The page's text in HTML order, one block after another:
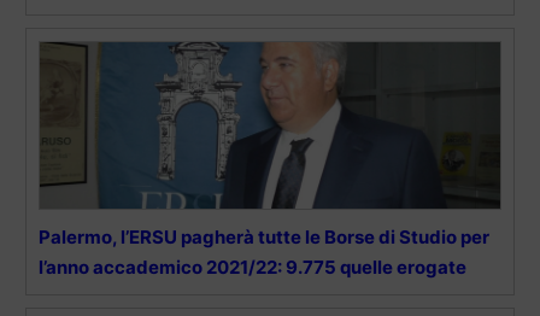
Palermo, l’ERSU pagherà tutte le Borse di Studio per
l’anno accademico 2021/22: 9.775 quelle erogate